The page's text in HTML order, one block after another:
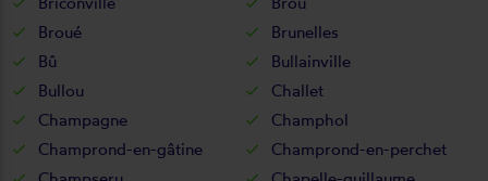
Broué
Brunelles
Bû
Bullainville
Bullou
Challet
Champagne
Champhol
Champrond-en-gâtine
Champrond-en-perchet